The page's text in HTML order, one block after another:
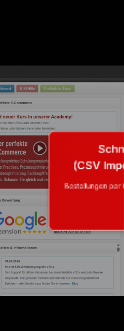
(CSV
Bestellungen per